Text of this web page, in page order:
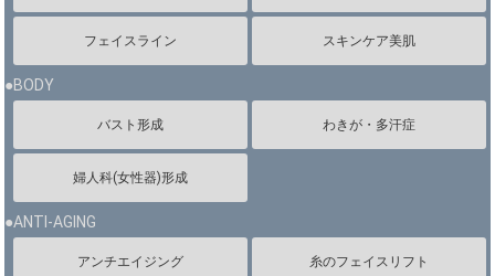
フェイスライン スキンケア美肌
●BODY
バスト形成 わきが・多汗症
婦人科(女性器)形成
●ANTI-AGING
アンチエイジング 糸のフェイスリフト